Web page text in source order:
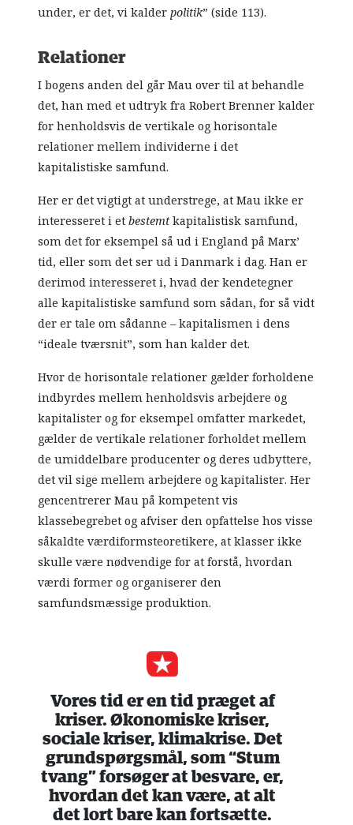
under, er det, vi kalderpolitik” (side 113).
Relationer
I bogens anden del går Mau over til at behandle
det, han med et udtryk fra Robert Brenner kalder
for henholdsvis de vertikale og horisontale
relationer mellem individerne i det
kapitalistiske samfund.
Her er det vigtigt at understrege, at Mau ikke er
interesseret i etbestemtkapitalistisk samfund,
som det for eksempel så ud i England på Marx’
tid, eller som det ser ud i Danmark i dag. Han er
derimod interesseret i, hvad der kendetegner
alle kapitalistiske samfund som sådan, for så vidt
der er tale om sådanne – kapitalismen i dens
“ideale tværsnit”, som han kalder det.
Hvor de horisontale relationer gælder forholdene
indbyrdes mellem henholdsvis arbejdere og
kapitalister og for eksempel omfatter markedet,
gælder de vertikale relationer forholdet mellem
de umiddelbare producenter og deres udbyttere,
det vil sige mellem arbejdere og kapitalister. Her
gencentrerer Mau på kompetent vis
klassebegrebet og afviser den opfattelse hos visse
såkaldte værdiformsteoretikere, at klasser ikke
skulle være nødvendige for at forstå, hvordan
værdi former og organiserer den
samfundsmæssige produktion.
Vores tid er en tid præget af
kriser. Økonomiske kriser,
sociale kriser, klimakrise. Det
grundspørgsmål, som “Stum
tvang” forsøger at besvare, er,
hvordan det kan være, at alt
det lort bare kan fortsætte.